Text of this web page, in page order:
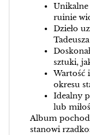
Unikalne
ruinie
Dzieło
sztuki,
Wartość
okresu
Idealny
lub
Album
stanowi